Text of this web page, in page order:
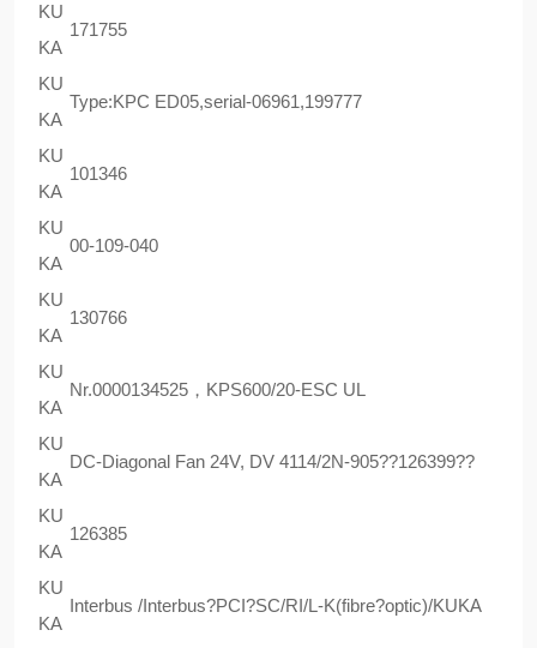
KU
KA
171755
KU
KA
Type:KPC ED05,serial-06961,199777
KU
KA
101346
KU
KA
00-109-040
KU
KA
130766
KU
KA
Nr.0000134525，KPS600/20-ESC UL
KU
KA
DC-Diagonal Fan 24V, DV 4114/2N-905??126399??
KU
KA
126385
KU
KA
Interbus /Interbus?PCI?SC/RI/L-K(fibre?optic)/KUKA